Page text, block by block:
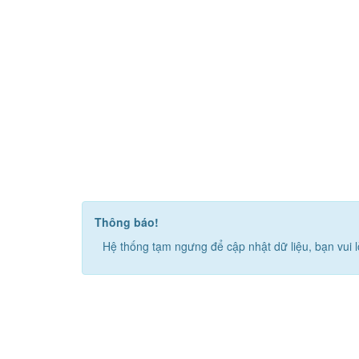
Thông báo!
Hệ thống tạm ngưng để cập nhật dữ liệu, bạn vui